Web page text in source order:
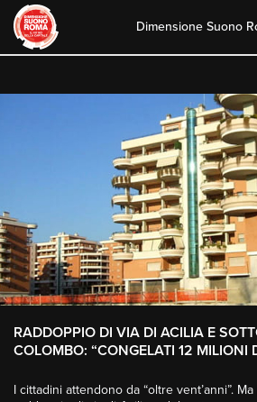
content
Dimensione Suono
RADDOPPIO DI VIA DI ACILIA E
COLOMBO: “CONGELATI 12 MILIONI
I cittadini attendono da “oltre vent’anni”.